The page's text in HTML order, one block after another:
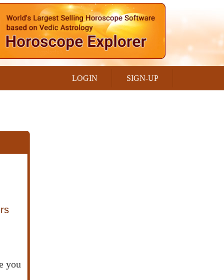
SIGN-UP
LOGIN
you